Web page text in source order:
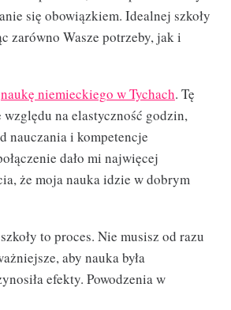
się obowiązkiem. Idealnej szkoły
zarówno Wasze potrzeby, jak i
naukę niemieckiego w Tychach. Tę
względu na elastyczność godzin,
nauczania i kompetencje
dało mi najwięcej
że moja nauka idzie w dobrym
to proces. Nie musisz od razu
aby nauka była
efekty. Powodzenia w